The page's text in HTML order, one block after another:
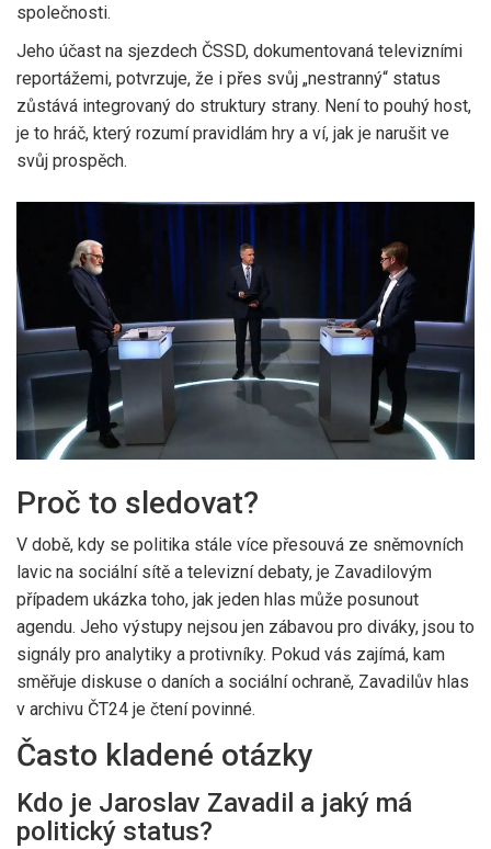
společnosti.
Jeho účast na sjezdech ČSSD, dokumentovaná televizními
reportážemi, potvrzuje, že i přes svůj „nestranný“ status
zůstává integrovaný do struktury strany. Není to pouhý host,
je to hráč, který rozumí pravidlám hry a ví, jak je narušit ve
svůj prospěch.
Proč to sledovat?
V době, kdy se politika stále více přesouvá ze sněmovních
lavic na sociální sítě a televizní debaty, je Zavadilovým
případem ukázka toho, jak jeden hlas může posunout
agendu. Jeho výstupy nejsou jen zábavou pro diváky, jsou to
signály pro analytiky a protivníky. Pokud vás zajímá, kam
směřuje diskuse o daních a sociální ochraně, Zavadilův hlas
v archivu ČT24 je čtení povinné.
Často kladené otázky
Kdo je Jaroslav Zavadil a jaký má
politický status?